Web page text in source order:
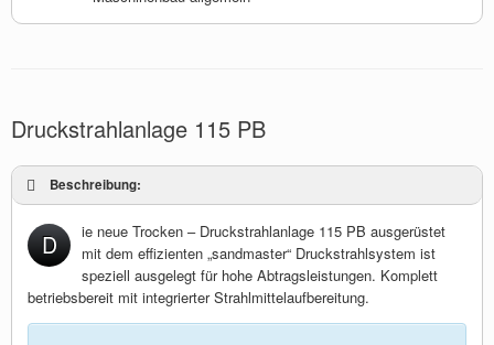
Druckstrahlanlage 115 PB
Beschreibung:
D
ie neue Trocken – Druckstrahlanlage 115 PB ausgerüstet
mit dem effizienten „sandmaster“ Druckstrahlsystem ist
speziell ausgelegt für hohe Abtragsleistungen. Komplett
betriebsbereit mit integrierter Strahlmittelaufbereitung.